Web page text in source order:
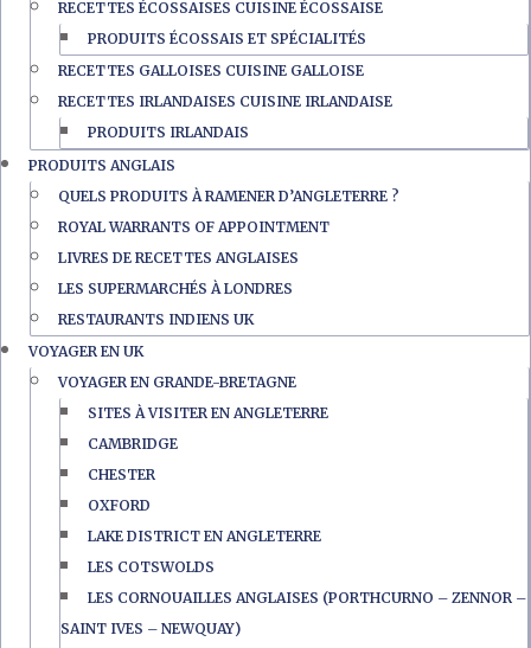
RECETTES ÉCOSSAISES CUISINE ÉCOSSAISE
PRODUITS ÉCOSSAIS ET SPÉCIALITÉS
RECETTES GALLOISES CUISINE GALLOISE
RECETTES IRLANDAISES CUISINE IRLANDAISE
PRODUITS IRLANDAIS
PRODUITS ANGLAIS
QUELS PRODUITS À RAMENER D’ANGLETERRE ?
ROYAL WARRANTS OF APPOINTMENT
LIVRES DE RECETTES ANGLAISES
LES SUPERMARCHÉS À LONDRES
RESTAURANTS INDIENS UK
VOYAGER EN UK
VOYAGER EN GRANDE-BRETAGNE
SITES À VISITER EN ANGLETERRE
CAMBRIDGE
CHESTER
OXFORD
LAKE DISTRICT EN ANGLETERRE
LES COTSWOLDS
LES CORNOUAILLES ANGLAISES (PORTHCURNO – ZENNOR –
SAINT IVES – NEWQUAY)